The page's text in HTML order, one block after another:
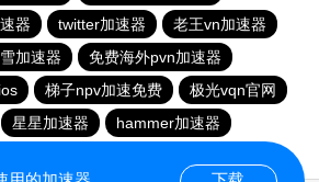
器 twitter加速器
老王vn加速器
加速器
免费海外pvn加速器
梯子npv加速免费
极光vqn官网
星星加速器
hammer加速器